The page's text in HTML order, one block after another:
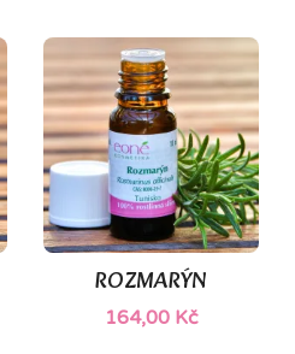
ROZMARÝN
164,00 Kč